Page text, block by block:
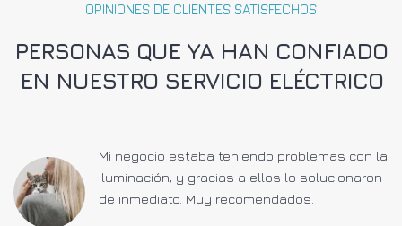
OPINIONES DE CLIENTES SATISFECHOS
PERSONAS QUE YA HAN CONFIADO
EN NUESTRO SERVICIO ELÉCTRICO
Mi negocio estaba teniendo problemas con la
iluminación, y gracias a ellos lo solucionaron
de inmediato. Muy recomendados.